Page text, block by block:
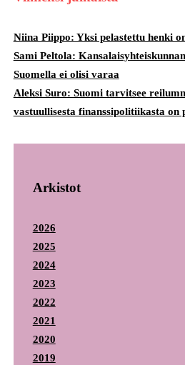
Niina Piippo: Yksi pelastettu henki
Sami Peltola:
Suomella ei olisi varaa
Aleksi Suro: Suomi tarvitsee
vastuullisesta finanssipolitiikasta on
Arkistot
2026
2025
2024
2023
2022
2021
2020
2019